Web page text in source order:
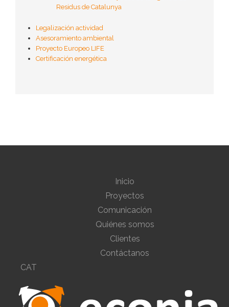
Residus de Catalunya
Legalización actividad
Asesoramiento ambiental
Proyecto Europeo LIFE
Certificación energética
Inicio
Proyectos
Comunicación
Quiénes somos
Clientes
Contáctanos
CAT